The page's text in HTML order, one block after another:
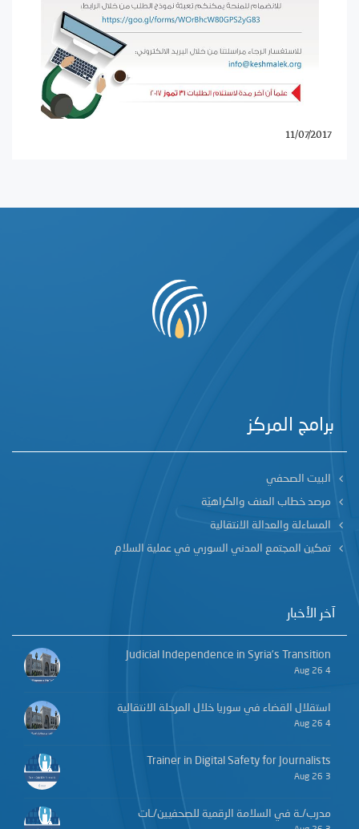
11/07/2017
برامج المركز
البيت الصحفي
مرصد خطاب العنف والكراهيّة
المساءلة والعدالة الانتقالية
تمكين المجتمع المدني السوري في عملية السلام
آخر الأخبار
Judicial Independence in Syria’s Transition
4 Aug 26
استقلال القضاء في سوريا خلال المرحلة الانتقالية
4 Aug 26
Trainer in Digital Safety for Journalists
3 Aug 26
مدرب/ـة في السلامة الرقمية للصحفيين/ـات